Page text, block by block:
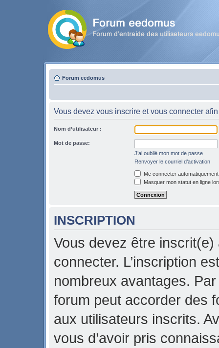
Forum eedomus
Vous devez vous inscrire et vous connecter
Nom d’utilisateur :
Mot de passe:
J’ai oublié mon mot de passe
Renvoyer le courriel d’activation
Me connecter
Masquer mon statut en ligne
INSCRIPTION
Vous devez être
connecter. L’inscription
nombreux avantages.
forum peut accorder des
aux utilisateurs inscrits.
vous d’avoir pris